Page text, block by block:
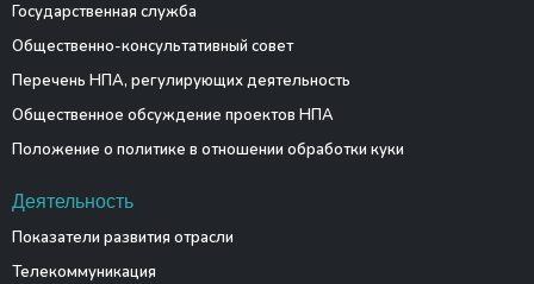
Государственная служба
Общественно-консультативный совет
Перечень НПА, регулирующих деятельность
Общественное обсуждение проектов НПА
Положение о политике в отношении обработки куки
Деятельность
Показатели развития отрасли
Телекоммуникация